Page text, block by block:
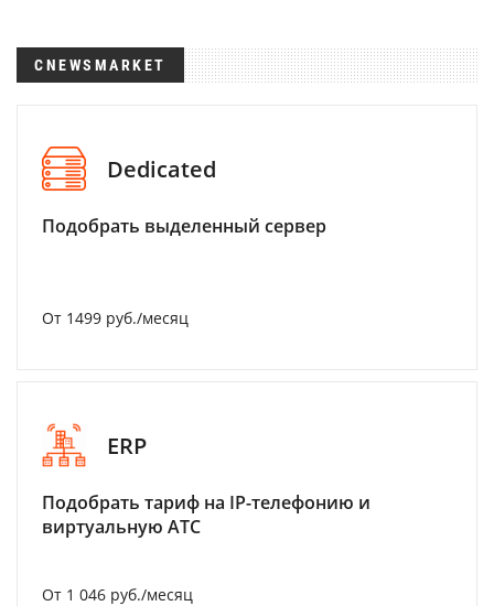
CNEWSMARKET
Dedicated
Подобрать выделенный сервер
От 1499 руб./месяц
ERP
Подобрать тариф на IP-телефонию и
виртуальную АТС
От 1 046 руб./месяц